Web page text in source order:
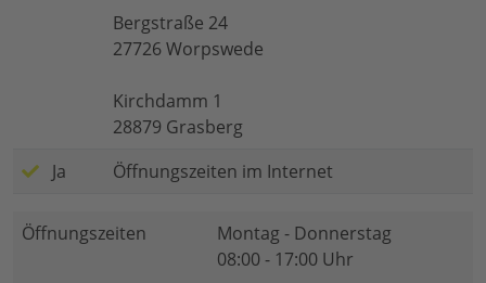
Bergstraße 24
27726 Worpswede
Kirchdamm 1
28879 Grasberg
Ja
Öffnungszeiten im Internet
Öffnungszeiten
Montag - Donnerstag
08:00 - 17:00 Uhr